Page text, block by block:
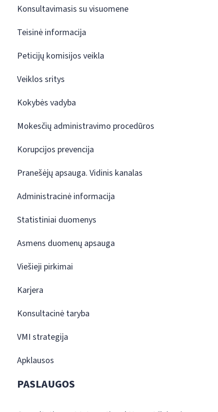
Konsultavimasis su visuomene
Teisinė informacija
Peticijų komisijos veikla
Veiklos sritys
Kokybės vadyba
Mokesčių administravimo procedūros
Korupcijos prevencija
Pranešėjų apsauga. Vidinis kanalas
Administracinė informacija
Statistiniai duomenys
Asmens duomenų apsauga
Viešieji pirkimai
Karjera
Konsultacinė taryba
VMI strategija
Apklausos
PASLAUGOS